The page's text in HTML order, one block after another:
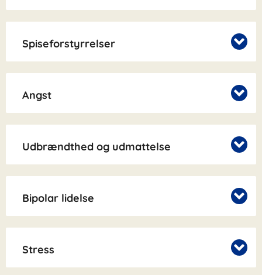
Spiseforstyrrelser
Angst
Udbrændthed og udmattelse
Bipolar lidelse
Stress